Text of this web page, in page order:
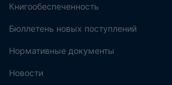
Книгообеспеченность
Бюллетень новых поступлений
Нормативные документы
Новости